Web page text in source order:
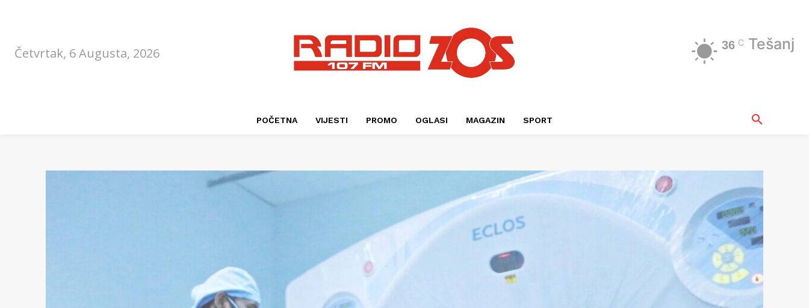
Četvrtak, 6 Augusta, 2026
36 C Tešanj
POČETNA VIJESTI PROMO OGLASI MAGAZIN SPORT